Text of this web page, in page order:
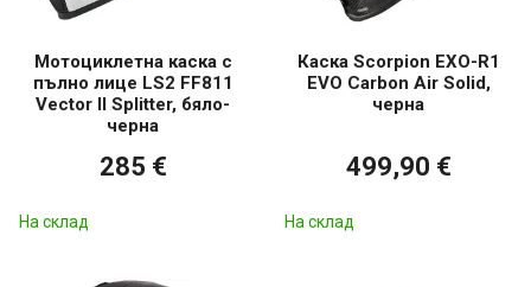
Мотоциклетна каска с
пълно лице LS2 FF811
Vector II Splitter, бяло-
черна
285 €
На склад
Каска Scorpion EXO-R1
EVO Carbon Air Solid,
черна
499,90 €
На склад